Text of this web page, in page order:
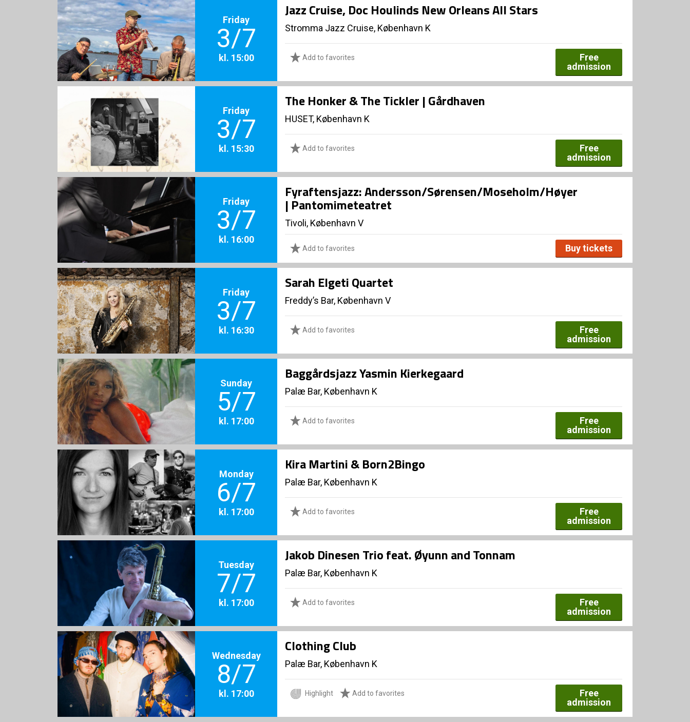
Friday
3/7
kl. 15:00
Jazz Cruise, Doc Houlinds New Orleans All Stars
Stromma Jazz Cruise, København K
Add to favorites
Free
admission
Friday
3/7
kl. 15:30
The Honker & The Tickler | Gårdhaven
HUSET, København K
Add to favorites
Free
admission
Friday
3/7
kl. 16:00
Fyraftensjazz: Andersson/Sørensen/Moseholm/Høyer
| Pantomimeteatret
Tivoli, København V
Add to favorites Buy tickets
Friday
3/7
kl. 16:30
Sarah Elgeti Quartet
Freddy’s Bar, København V
Add to favorites
Free
admission
Sunday
5/7
kl. 17:00
Baggårdsjazz Yasmin Kierkegaard
Palæ Bar, København K
Add to favorites
Free
admission
Monday
6/7
kl. 17:00
Kira Martini & Born2Bingo
Palæ Bar, København K
Add to favorites
Free
admission
Tuesday
7/7
kl. 17:00
Jakob Dinesen Trio feat. Øyunn and Tonnam
Palæ Bar, København K
Add to favorites
Free
admission
Wednesday
8/7
kl. 17:00
Clothing Club
Palæ Bar, København K
Highlight Add to favorites
Free
admission